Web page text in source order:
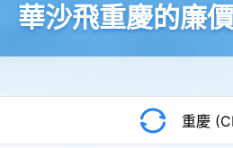
華沙飛重慶的廉